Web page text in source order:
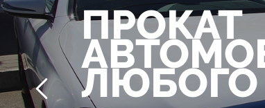
ПРОКАТ
ЛЮБОГО